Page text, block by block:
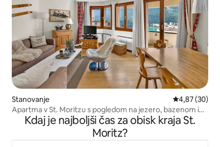
Stanovanje Povprečna
4,87 (30)
Apartma v St. Moritzu s pogledom na jezero, bazenom in
savnoKdaj je najboljši čas za obisk kraja St.
Moritz?